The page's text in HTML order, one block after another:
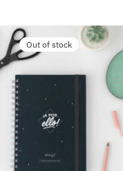
Out of stock